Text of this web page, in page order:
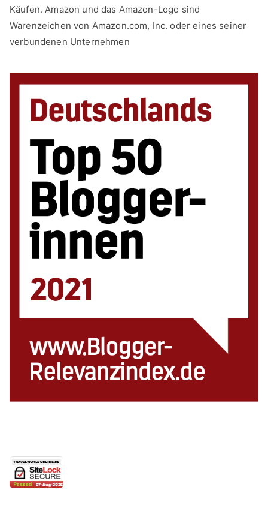
Käufen. Amazon und das Amazon-Logo sind
Warenzeichen von Amazon.com, Inc. oder eines seiner
verbundenen Unternehmen